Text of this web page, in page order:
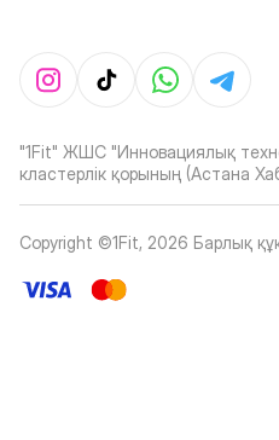
"1Fit" ЖШС "Инновациялық
кластерлік қорының (Астана
Copyright ©1Fit, 2026 Барлық